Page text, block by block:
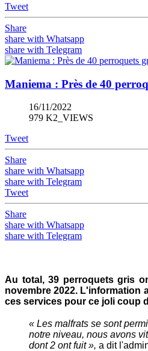
Tweet
Share
share with Whatsapp
share with Telegram
Maniema : Près de 40
16/11/2022
979 K2_VIEWS
Tweet
Share
share with Whatsapp
share with Telegram
Tweet
Share
share with Whatsapp
share with Telegram
Au total, 39 perroquets gris
novembre 2022. L'information
ces services pour ce joli coup
« Les malfrats se sont
notre niveau, nous avons
dont 2 ont fuit », a dit